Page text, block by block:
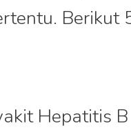
Berikut
Hepatitis B